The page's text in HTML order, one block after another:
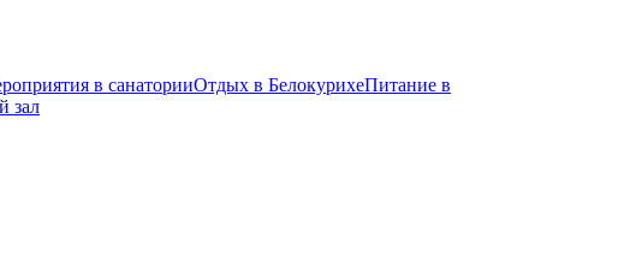
в санаторииОтдых в БелокурихеПитание в
зал